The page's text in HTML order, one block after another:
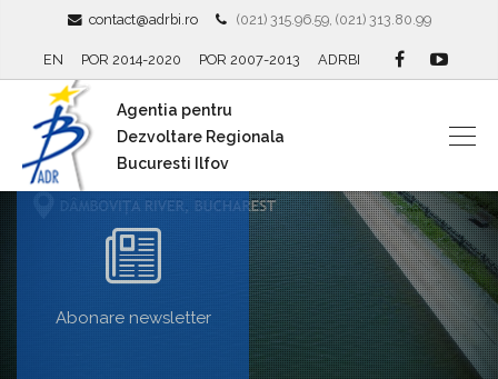
contact@adrbi.ro (021) 315.96.59, (021) 313.80.99
EN POR 2014-2020 POR 2007-2013 ADRBI
Agentia pentru
Dezvoltare Regionala
Bucuresti Ilfov
Abonare newsletter